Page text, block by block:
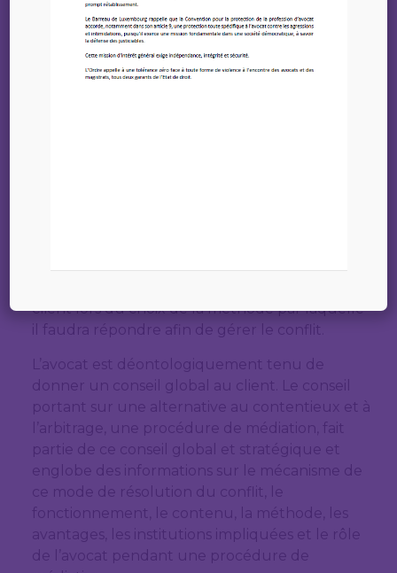
Le métier d’avocat
Le rôle de l’avocat – Conseil
dans une médiation
client lors du choix de la méthode par laquelle
il faudra répondre afin de gérer le conflit.
L’avocat est déontologiquement tenu de
donner un conseil global au client. Le conseil
portant sur une alternative au contentieux et à
l’arbitrage, une procédure de médiation, fait
partie de ce conseil global et stratégique et
englobe des informations sur le mécanisme de
ce mode de résolution du conflit, le
fonctionnement, le contenu, la méthode, les
avantages, les institutions impliquées et le rôle
de l’avocat pendant une procédure de